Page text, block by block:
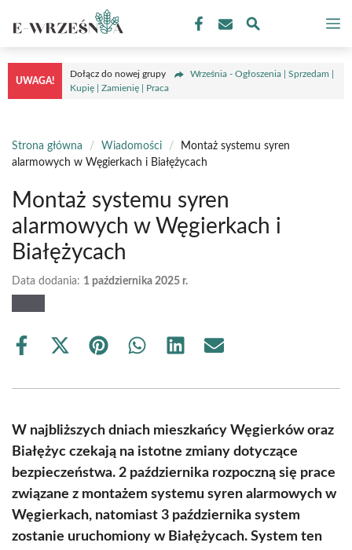
treści
UWAGA!
Dołącz do nowej grupy
Września - Ogłoszenia | Sprzedam |
Kupię | Zamienię | Praca
Strona główna / Wiadomości /
Montaż systemu syren
alarmowych w Węgierkach i Białężycach
Montaż systemu syren
alarmowych w Węgierkach i
Białężycach
Data dodania: 1 października 2025 r.
Share
Share
(Twitter)
Share Share Share Share
W najbliższych dniach mieszkańcy Węgierków oraz
Białężyc czekają na istotne zmiany dotyczące
bezpieczeństwa. 2 października rozpoczną się prace
związane z montażem systemu syren alarmowych w
Węgierkach, natomiast 3 października system
zostanie uruchomiony w Białężycach. System ten